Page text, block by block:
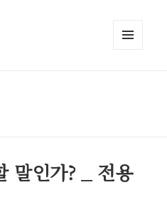
말인가? _ 전용